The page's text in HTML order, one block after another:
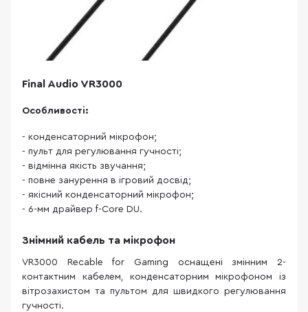
Final Audio VR3000
Особливості:
- конденсаторний мікрофон;
- пульт для регулювання гучності;
- відмінна якість звучання;
- повне занурення в ігровий досвід;
- якісний конденсаторний мікрофон;
- 6-мм драйвер f-Core DU.
Знімний кабель та мікрофон
VR3000 Recable for Gaming оснащені змінним 2-
контактним кабелем, конденсаторним мікрофоном із
вітрозахистом та пультом для швидкого регулювання
гучності.